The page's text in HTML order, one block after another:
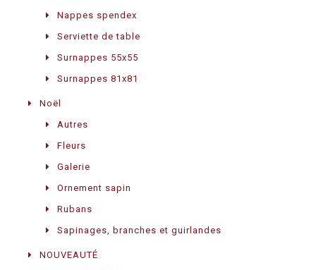
Nappes spendex
Serviette de table
Surnappes 55x55
Surnappes 81x81
Noël
Autres
Fleurs
Galerie
Ornement sapin
Rubans
Sapinages, branches et guirlandes
NOUVEAUTÉ